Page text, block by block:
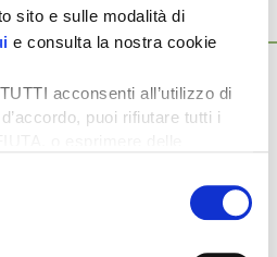
sito e sulle modalità di
e consulta la nostra cookie
acconsenti all’utilizzo di
puoi rifiutare tutti i
ACCETTA SELEZIONATI.
interessare anche...
al vertice
Kramp, distributore europeo di